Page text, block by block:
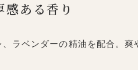
ある香り
ラベンダーの精油を配合。爽